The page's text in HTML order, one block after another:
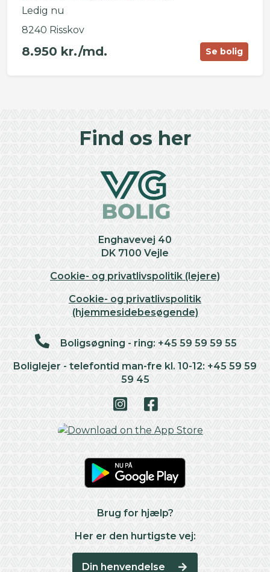
Ledig nu
8240 Risskov
8.950 kr./md. Se bolig
Find os her
Enghavevej 40
DK 7100 Vejle
Cookie- og privatlivspolitik (lejere)
Cookie- og privatlivspolitik
(hjemmesidebesøgende)
Boligsøgning - ring: +45 59 59 59 55
Boliglejer - telefontid man-fre kl. 10-12: +45 59 59
59 45
Brug for hjælp?
Her er den hurtigste vej:
Din henvendelse